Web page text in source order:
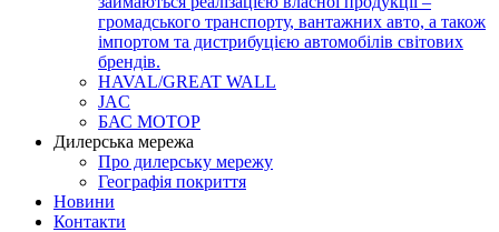
громадського транспорту, вантажних авто, а також
імпортом та дистрибуцією автомобілів світових
брендів.
HAVAL/GREAT WALL
JAC
БАС МОТОР
Дилерська мережа
Про дилерську мережу
Географія покриття
Новини
Контакти